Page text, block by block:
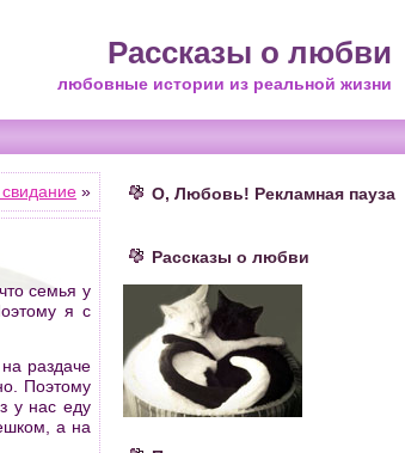
Рассказы о любви
любовные истории из реальной жизни
»
семья у
я с
раздаче
Поэтому
у нас еду
а на
О, Любовь! Рекламная пауза
Рассказы о любви